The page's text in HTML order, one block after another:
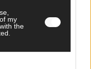
my
the